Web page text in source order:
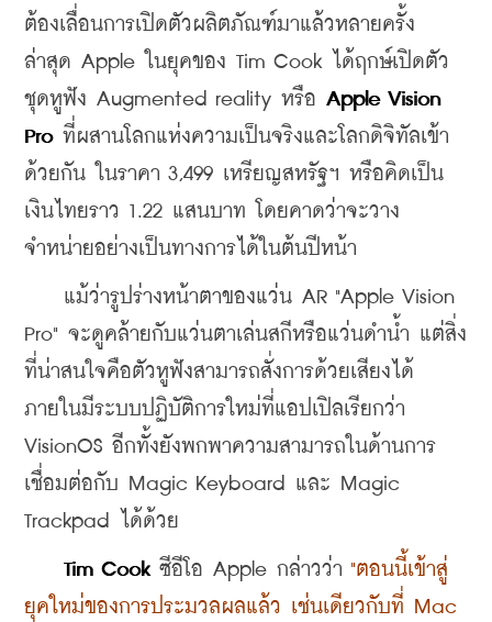
ต้องเลื่อนการเปิดตัวผลิตภัณฑ์มาแล้วหลายครั้ง
ล่าสุด Apple ในยุคของ Tim Cook ได้ฤกษ์เปิดตัว
ชุดหูฟัง Augmented reality หรือ Apple Vision
Pro ที่ผสานโลกแห่งความเป็นจริงและโลกดิจิทัลเข้า
ด้วยกัน ในราคา 3,499 เหรียญสหรัฐฯ หรือคิดเป็น
เงินไทยราว 1.22 แสนบาท โดยคาดว่าจะวาง
จำหน่ายอย่างเป็นทางการได้ในต้นปีหน้า
แม้ว่ารูปร่างหน้าตาของแว่น AR "Apple Vision
Pro" จะดูคล้ายกับแว่นตาเล่นสกีหรือแว่นดำน้ำ แต่สิ่ง
ที่น่าสนใจคือตัวหูฟังสามารถสั่งการด้วยเสียงได้
ภายในมีระบบปฏิบัติการใหม่ที่แอปเปิลเรียกว่า
VisionOS อีกทั้งยังพกพาความสามารถในด้านการ
เชื่อมต่อกับ Magic Keyboard และ Magic
Trackpad ได้ด้วย
Tim Cook ซีอีโอ Apple กล่าวว่า "ตอนนี้เข้าสู่
ยุคใหม่ของการประมวลผลแล้ว เช่นเดียวกับที่ Mac